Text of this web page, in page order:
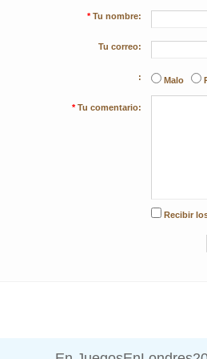
* Tu nombre:
Tu correo:
: Malo
* Tu comentario:
Recibir